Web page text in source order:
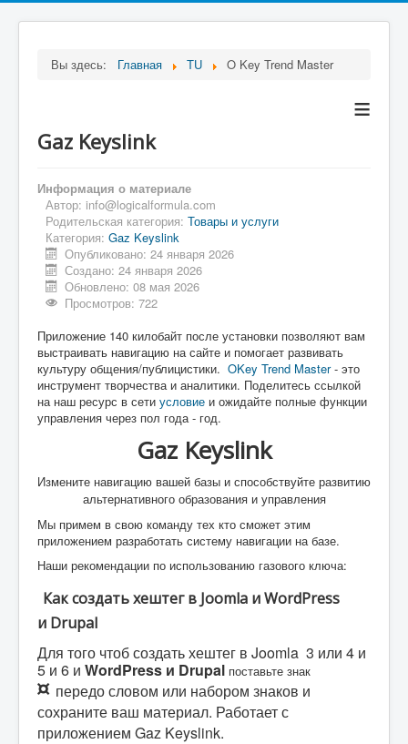
Вы здесь: Главная TU O Key Trend Master
≡
Gaz Keyslink
Информация о материале
Автор: info@logicalformula.com
Родительская категория: Товары и услуги
Категория: Gaz Keyslink
Опубликовано: 24 января 2026
Создано: 24 января 2026
Обновлено: 08 мая 2026
Просмотров: 722
Приложение 140 килобайт после установки позволяют вам
выстраивать навигацию на сайте и помогает развивать
культуру общения/публицистики. OKey Trend Master- это
инструмент творчества и аналитики. Поделитесь ссылкой
на наш ресурс в сети условие и ожидайте полные функции
управления через пол года - год.
Gaz Keyslink
Измените навигацию вашей базы и способствуйте развитию
альтернативного образования и управления
Мы примем в свою команду тех кто сможет этим
приложением разработать систему навигации на базе.
Наши рекомендации по использованию газового ключа:
Как создать хештег в Joomla и WordPress
и Drupal
Для того чтоб создать хештег в Joomla 3 или 4 и
5 и 6 и WordPress и Drupal поставьте знак
¤ передо словом или набором знаков и
сохраните ваш материал. Работает с
приложением Gaz Keyslink.